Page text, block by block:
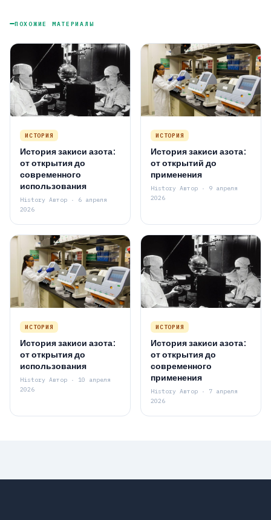
ПОХОЖИЕ МАТЕРИАЛЫ
ИСТОРИЯ
История закиси азота:
от открытия до
современного
использования
History Автор · 6 апреля
2026
ИСТОРИЯ
История закиси азота:
от открытий до
применения
History Автор · 9 апреля
2026
ИСТОРИЯ
История закиси азота:
от открытия до
использования
History Автор · 10 апреля
2026
ИСТОРИЯ
История закиси азота:
от открытия до
современного
применения
History Автор · 7 апреля
2026